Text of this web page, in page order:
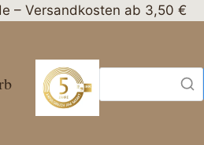
– Versandkosten ab 3,50 €